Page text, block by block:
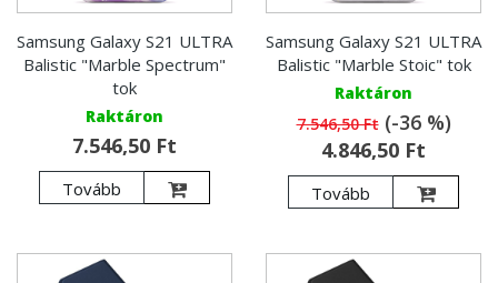
Samsung Galaxy S21 ULTRA
Balistic "Marble Spectrum"
tok
Raktáron
7.546,50 Ft
Tovább
Samsung Galaxy S21 ULTRA
Balistic "Marble Stoic" tok
Raktáron
7.546,50 Ft(-36 %)
4.846,50 Ft
Tovább